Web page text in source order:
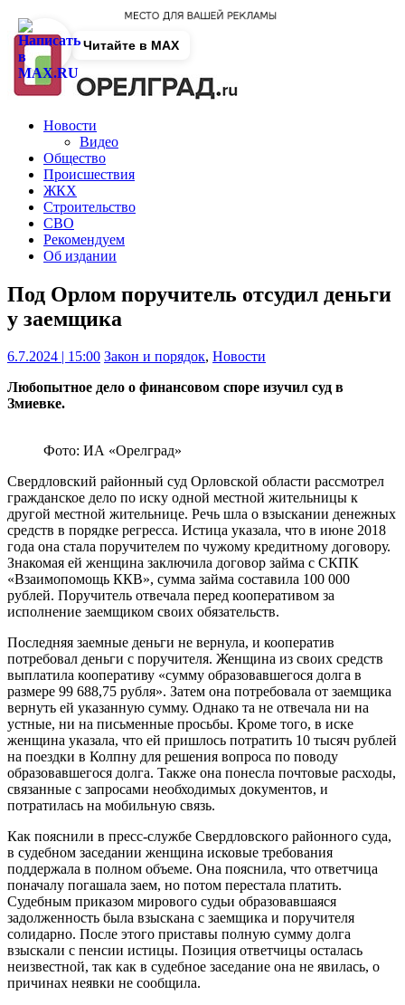
Новости
Видео
Общество
Происшествия
ЖКХ
Строительство
СВО
Рекомендуем
Об издании
Под Орлом поручитель отсудил деньги
у заемщика
6.7.2024 | 15:00 Закон и порядок, Новости
Любопытное дело о финансовом споре изучил суд в
Змиевке.
Фото: ИА «Орелград»
Свердловский районный суд Орловской области рассмотрел
гражданское дело по иску одной местной жительницы к
другой местной жительнице. Речь шла о взыскании денежных
средств в порядке регресса. Истица указала, что в июне 2018
года она стала поручителем по чужому кредитному договору.
Знакомая ей женщина заключила договор займа с СКПК
«Взаимопомощь ККВ», сумма займа составила 100 000
рублей. Поручитель отвечала перед кооперативом за
исполнение заемщиком своих обязательств.
Последняя заемные деньги не вернула, и кооператив
потребовал деньги с поручителя. Женщина из своих средств
выплатила кооперативу «сумму образовавшегося долга в
размере 99 688,75 рубля». Затем она потребовала от заемщика
вернуть ей указанную сумму. Однако та не отвечала ни на
устные, ни на письменные просьбы. Кроме того, в иске
женщина указала, что ей пришлось потратить 10 тысяч рублей
на поездки в Колпну для решения вопроса по поводу
образовавшегося долга. Также она понесла почтовые расходы,
связанные с запросами необходимых документов, и
потратилась на мобильную связь.
Как пояснили в пресс-службе Свердловского районного суда,
в судебном заседании женщина исковые требования
поддержала в полном объеме. Она пояснила, что ответчица
поначалу погашала заем, но потом перестала платить.
Судебным приказом мирового судьи образовавшаяся
задолженность была взыскана с заемщика и поручителя
солидарно. После этого приставы полную сумму долга
взыскали с пенсии истицы. Позиция ответчицы осталась
неизвестной, так как в судебное заседание она не явилась, о
причинах неявки не сообщила.
Читайте в MAX